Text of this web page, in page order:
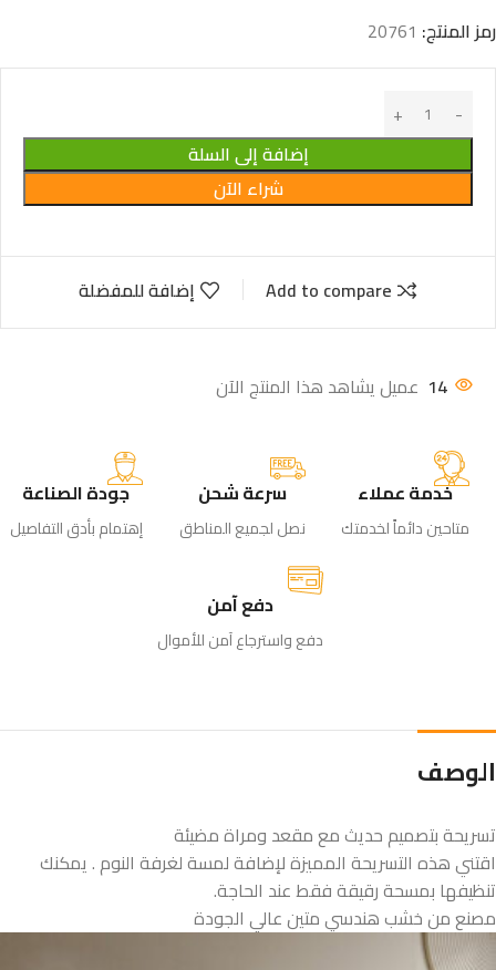
رمز المنتج: 20761
إضافة إلى السلة
شراء الآن
Add to compare إضافة للمفضلة
14 عميل يشاهد هذا المنتج الآن
خدمة عملاء
متاحين دائماً لخدمتك
سرعة شحن
نصل لجميع المناطق
جودة الصناعة
إهتمام بأدق التفاصيل
دفع آمن
دفع واسترجاع آمن للأموال
الوصف
تسريحة بتصميم حديث مع مقعد ومراة مضيئة
اقتني هذه التسريحة المميزة لإضافة لمسة لغرفة النوم . يمكنك
تنظيفها بمسحة رقيقة فقط عند الحاجة.
مصنع من خشب هندسي متين عالي الجودة